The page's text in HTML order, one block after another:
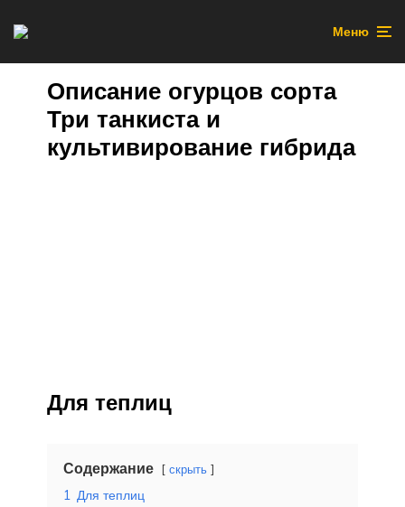
Меню
Описание огурцов сорта
Три танкиста и
культивирование гибрида
Для теплиц
Содержание скрыть
1 Для теплиц